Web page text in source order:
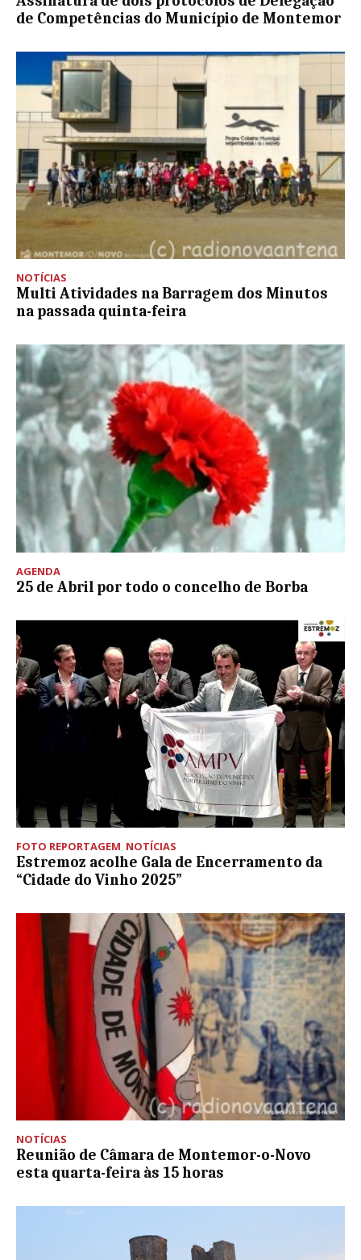
de Competências do Município de Montemor
NOTÍCIAS
Multi Atividades na Barragem dos Minutos
na passada quinta-feira
AGENDA
25 de Abril por todo o concelho de Borba
FOTO REPORTAGEM NOTÍCIAS
Estremoz acolhe Gala de Encerramento da
“Cidade do Vinho 2025”
NOTÍCIAS
Reunião de Câmara de Montemor-o-Novo
esta quarta-feira às 15 horas